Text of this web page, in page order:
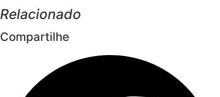
Relacionado
Compartilhe